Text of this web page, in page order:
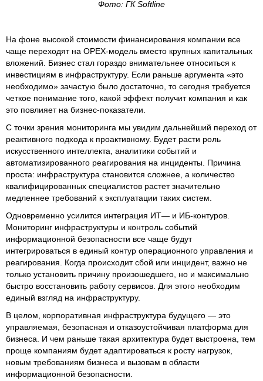
Фото: ГК Softline
На фоне высокой стоимости финансирования компании все
чаще переходят на OPEX-модель вместо крупных капитальных
вложений. Бизнес стал гораздо внимательнее относиться к
инвестициям в инфраструктуру. Если раньше аргумента «это
необходимо» зачастую было достаточно, то сегодня требуется
четкое понимание того, какой эффект получит компания и как
это повлияет на бизнес-показатели.
С точки зрения мониторинга мы увидим дальнейший переход от
реактивного подхода к проактивному. Будет расти роль
искусственного интеллекта, аналитики событий и
автоматизированного реагирования на инциденты. Причина
проста: инфраструктура становится сложнее, а количество
квалифицированных специалистов растет значительно
медленнее требований к эксплуатации таких систем.
Одновременно усилится интеграция ИТ— и ИБ-контуров.
Мониторинг инфраструктуры и контроль событий
информационной безопасности все чаще будут
интегрироваться в единый контур операционного управления и
реагирования. Когда происходит сбой или инцидент, важно не
только установить причину произошедшего, но и максимально
быстро восстановить работу сервисов. Для этого необходим
единый взгляд на инфраструктуру.
В целом, корпоративная инфраструктура будущего — это
управляемая, безопасная и отказоустойчивая платформа для
бизнеса. И чем раньше такая архитектура будет выстроена, тем
проще компаниям будет адаптироваться к росту нагрузок,
новым требованиям бизнеса и вызовам в области
информационной безопасности.